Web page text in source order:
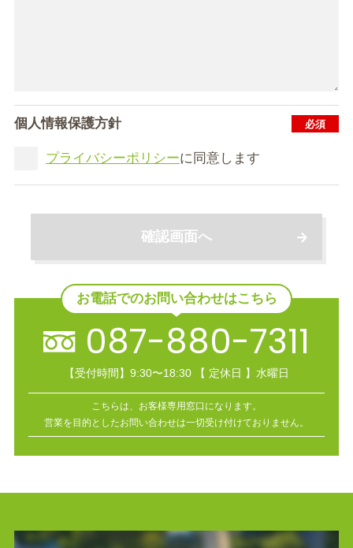
個人情報保護方針
プライバシーポリシーに同意します
確認画面へ
お電話でのお問い合わせはこちら
087-880-7311
【受付時間】9:30〜18:30 【 定休日 】水曜日
こちらは、お客様専用窓口になります。
営業を目的としたお問い合わせは一切受け付けておりません。